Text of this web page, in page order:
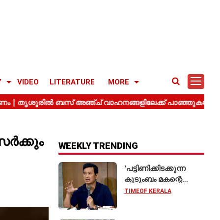
VIDEO LITERATURE MORE
WEEKLY TRENDING
'പട്ടിണിക്കിടക്കുന്ന
കുടുംബം മകന്റെ
വിവാഹത്തിന് ഷാരൂഖ്
TIMEOF KERALA